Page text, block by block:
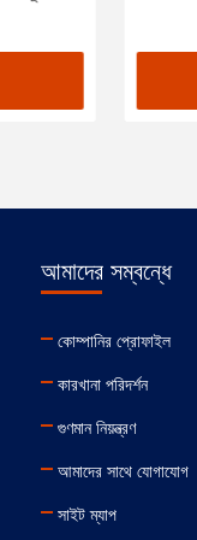
আমাদের সম্বন্ধে
কোম্পানির প্রোফাইল
কারখানা পরিদর্শন
গুণমান নিয়ন্ত্রণ
আমাদের সাথে যোগাযোগ
সাইট ম্যাপ